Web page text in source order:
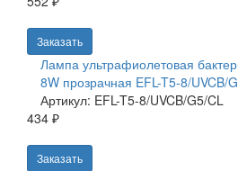
Заказать
Лампа ультрафиолетовая
8W прозрачная EFL-T5-8/UVCB/
Артикул: EFL-T5-8/UVCB/G5/CL
434 ₽
Заказать